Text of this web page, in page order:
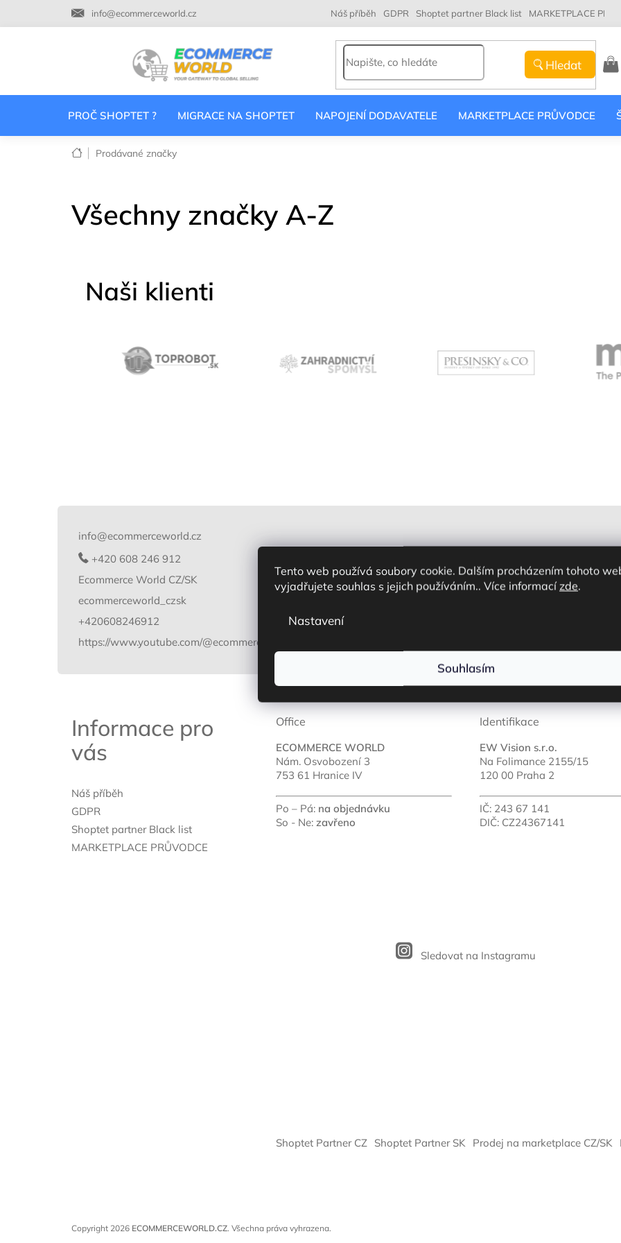
Tento web používá soubory cookie. Dalším procházením tohoto
vyjadřujete souhlas s jejich používáním.. Více informací zde.
Nastavení
Souhlasím
info@ecommerceworld.cz Náš příběh GDPR Shoptet partner Black list MARKETPLACE
Hledat
PROČ SHOPTET ? MIGRACE NA SHOPTET NAPOJENÍ DODAVATELE MARKETPLACE PRŮVODCE
DomůProdávané značky
Všechny značky A-Z
Naši klienti
info@ecommerceworld.cz
+420 608 246 912
Ecommerce World CZ/SK
ecommerceworld_czsk
+420608246912
https://www.youtube.com/@ecommerceworld_czsk
Informace pro
vás
Náš příběh
GDPR
Shoptet partner Black list
MARKETPLACE PRŮVODCE
Office
ECOMMERCE WORLD
Nám. Osvobození 3
753 61 Hranice IV
Po – Pá: na objednávku
So - Ne: zavřeno
Identifikace
EW Vision s.r.o.
Na Folimance 2155/15
120 00 Praha 2
IČ: 243 67 141
DIČ: CZ24367141
Sledovat na Instagramu
Shoptet Partner CZ Shoptet Partner SK Prodej na marketplace CZ/SK
Copyright 2026 ECOMMERCEWORLD.CZ. Všechna práva vyhrazena.